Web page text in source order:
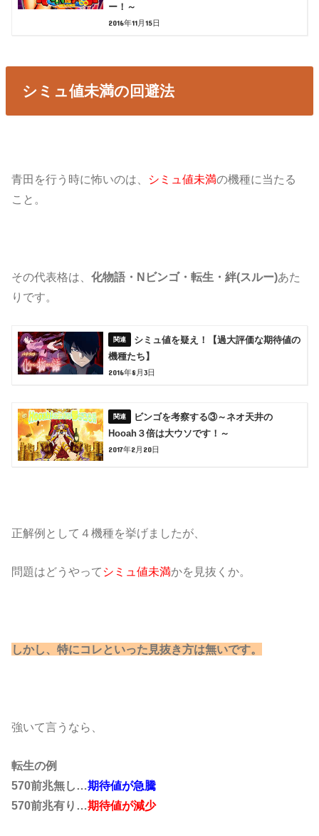
ー！～
2016年11月15日
シミュ値未満の回避法
青田を行う時に怖いのは、 シミュ値未満の機種に当たる
こと。
その代表格は、化物語・Nビンゴ・転生・絆(スルー)あた
りです。
シミュ値を疑え！【過大評価な期待値の
機種たち】
2016年8月3日
ビンゴを考察する③～ネオ天井の
Hooah３倍は大ウソです！～
2017年2月20日
正解例として４機種を挙げましたが、
問題はどうやって シミュ値未満かを見抜くか。
しかし、特にコレといった見抜き方は無いです。
強いて言うなら、
転生の例
570前兆無し…期待値が急騰
570前兆有り…期待値が減少